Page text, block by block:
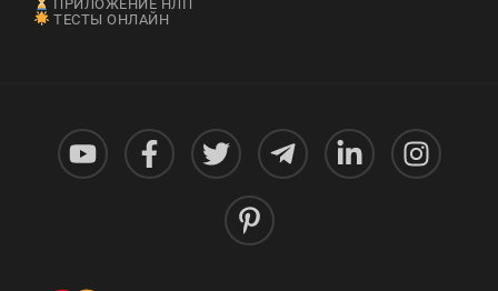
ПРИЛОЖЕНИЕ НЛП
ТЕСТЫ ОНЛАЙН